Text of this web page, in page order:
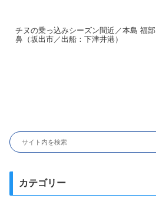
チヌの乗っ込みシーズン間近／本島 福部
鼻（坂出市／出船：下津井港）
カテゴリー